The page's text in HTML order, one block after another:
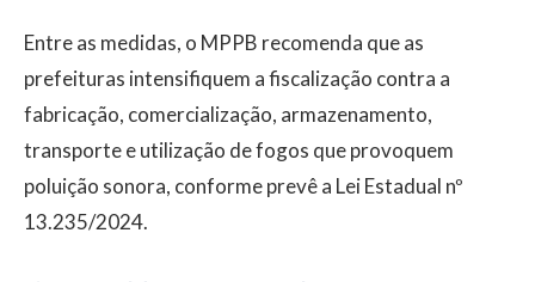
Entre as medidas, o MPPB recomenda que as
prefeituras intensifiquem a fiscalização contra a
fabricação, comercialização, armazenamento,
transporte e utilização de fogos que provoquem
poluição sonora, conforme prevê a Lei Estadual nº
13.235/2024.